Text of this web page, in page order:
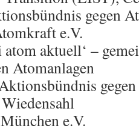
gegen
e.V.
aktuell‘ –
Atomanlagen
e.V.